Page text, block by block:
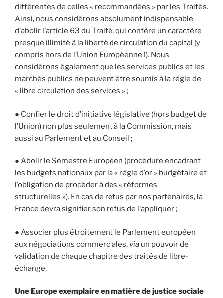
différentes de celles « recommandées » par les Traités.
Ainsi, nous considérons absolument indispensable
d’abolir l’article 63 du Traité, qui confère un caractère
presque illimité à la liberté de circulation du capital (y
compris hors de l’Union Européenne !). Nous
considérons également que les services publics et les
marchés publics ne peuvent être soumis à la règle de
« libre circulation des services » ;
● Confier le droit d’initiative législative (hors budget de
l’Union) non plus seulement à la Commission, mais
aussi au Parlement et au Conseil ;
● Abolir le Semestre Européen (procédure encadrant
les budgets nationaux par la « règle d’or » budgétaire et
l’obligation de procéder à des « réformes
structurelles »). En cas de refus par nos partenaires, la
France devra signifier son refus de l’appliquer ;
● Associer plus étroitement le Parlement européen
aux négociations commerciales, via un pouvoir de
validation de chaque chapitre des traités de libre-
échange.
Une Europe exemplaire en matière de justice sociale